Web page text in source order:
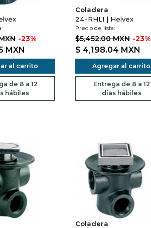
-23%
MXN
al carrito
de 8 a 12
hábiles
Coladera
24-RHLI | Helvex
Precio de lista:
$5,452.00 MXN -23%
$ 4,198.04 MXN
Agregar al carrito
Entrega de 8 a 12
días hábiles
Coladera